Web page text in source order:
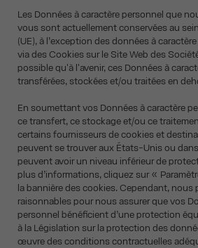
Les Données à caractère personnel que
vous sont actuellement conservées au
(UE), à l’exception des données à
via des Cookies sur le Site Web des
possible qu'à l'avenir, ces Données à
transférées, stockées et/ou traitées en
En soumettant vos Données à caractère
ce transfert, ce stockage et/ou ce
certains fournisseurs de cookies et
peuvent se trouver aux États-Unis ou
peuvent avoir un niveau inférieur de
plus d’informations, cliquez sur «
la bannière des cookies. Cependant, nous
raisonnables pour nous assurer que vos
personnel bénéficient d’une protection
à la Législation sur la protection des
œuvre des conditions contractuelles